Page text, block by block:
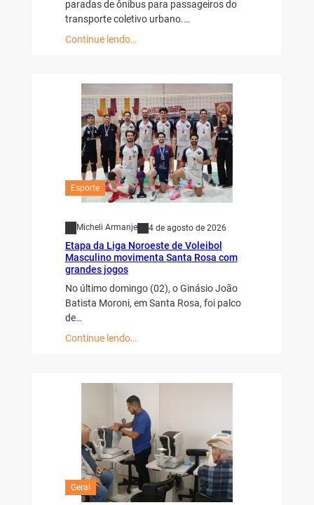
paradas de ônibus para passageiros do
transporte coletivo urbano.…
Continue lendo…
Esporte
Micheli Armanje 4 de agosto de 2026
Etapa da Liga Noroeste de Voleibol
Masculino movimenta Santa Rosa com
grandes jogos
No último domingo (02), o Ginásio João
Batista Moroni, em Santa Rosa, foi palco
de…
Continue lendo…
Geral